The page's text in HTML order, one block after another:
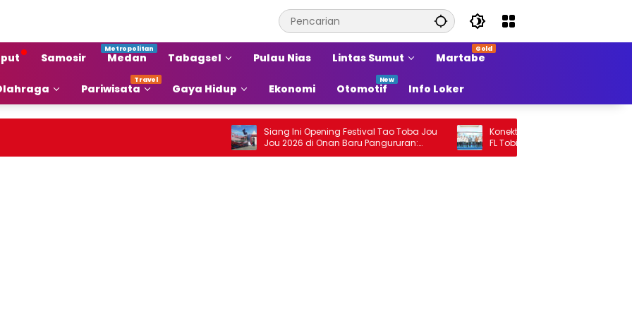
Samosir Medan Tabagsel Pulau Nias Lintas Sumut Martabe
Pariwisata Gaya Hidup Ekonomi Otomotif Info Loker
Siang Ini Opening Festival Tao Toba Jou
Jou 2026 di Onan Baru Pangururan:
Malamnya Dihibur Marsada Band
Konektivitas Penerbangan dari Bandara
FL Tobing Sibolga Menuju Jakarta Jadi
Perhatian Anggota DPR RI Muhammad